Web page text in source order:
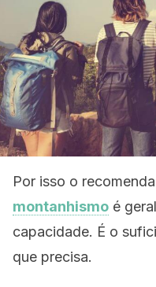
Por isso o
montanhismo é
capacidade. É o
que precisa.